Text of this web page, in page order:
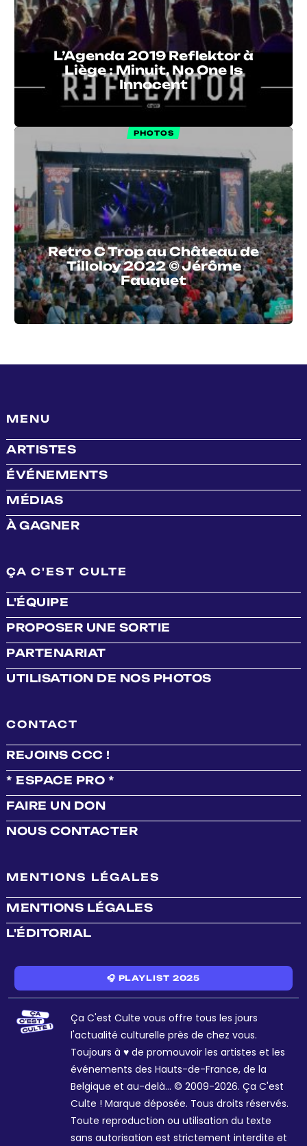
L’Agenda 2019 Reflektor à
Liège : Minuit, No One Is
Innocent
PHOTOS
Retro C Trop au Château de
Tilloloy 2022 © Jérôme
Fauquet
MENU
ARTISTES
ÉVÉNEMENTS
MÉDIAS
À GAGNER
ÇA C'EST CULTE
L'ÉQUIPE
PROPOSER UNE SORTIE
PARTENARIAT
UTILISATION DE NOS PHOTOS
CONTACT
REJOINS CCC !
* ESPACE PRO *
FAIRE UN DON
NOUS CONTACTER
MENTIONS LÉGALES
MENTIONS LÉGALES
L'ÉDITORIAL
🎧 PLAYLIST 2025
Ça C'est Culte vous offre tous les jours
l'actualité culturelle près de chez vous.
Toujours à ♥ de promouvoir les artistes et les
événements des Hauts-de-France, de la
Belgique et au-delà... © 2009-2026. Ça C'est
Culte ! Marque déposée. Tous droits réservés.
Toute reproduction ou utilisation du texte
sans autorisation est strictement interdite et